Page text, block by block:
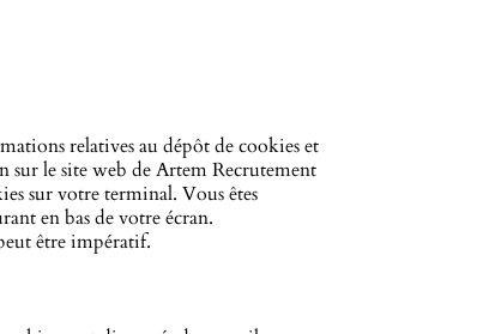
relatives au dépôt de cookies et
sur le site web de Artem Recrutement
sur votre terminal. Vous êtes
en bas de votre écran.
être impératif.